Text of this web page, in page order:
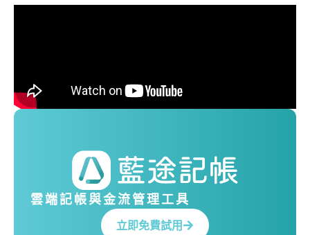
雲端記帳與金流管理工具
立即免費試用